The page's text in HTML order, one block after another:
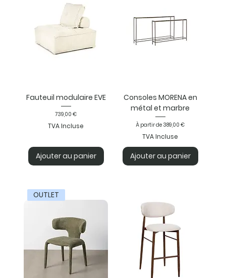
Fauteuil modulaire EVE
Prix
739,00 €
TVA Incluse
Ajouter au panier
Consoles MORENA en
métal et marbre
À partir de 389,00 €
Prix promotionnel
TVA Incluse
Ajouter au panier
OUTLET